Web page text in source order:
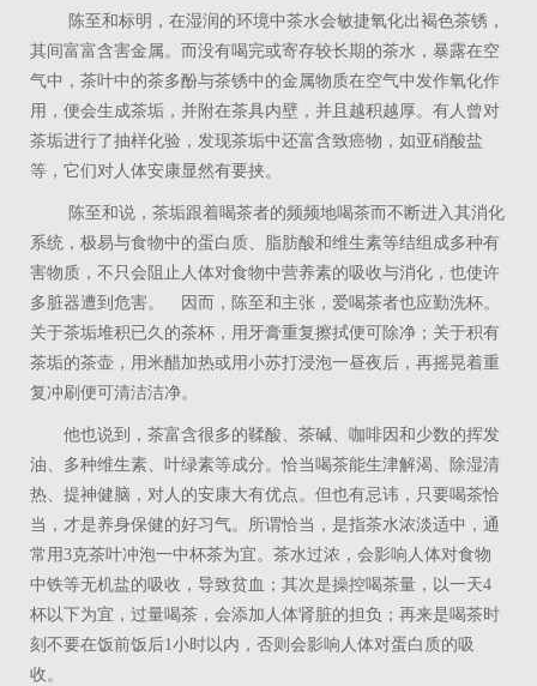
陈至和标明，在湿润的环境中茶水会敏捷氧化出褐色茶锈，
其间富富含害金属。而没有喝完或寄存较长期的茶水，暴露在空
气中，茶叶中的茶多酚与茶锈中的金属物质在空气中发作氧化作
用，便会生成茶垢，并附在茶具内壁，并且越积越厚。有人曾对
茶垢进行了抽样化验，发现茶垢中还富含致癌物，如亚硝酸盐
等，它们对人体安康显然有要挟。
陈至和说，茶垢跟着喝茶者的频频地喝茶而不断进入其消化
系统，极易与食物中的蛋白质、脂肪酸和维生素等结组成多种有
害物质，不只会阻止人体对食物中营养素的吸收与消化，也使许
多脏器遭到危害。 因而，陈至和主张，爱喝茶者也应勤洗杯。
关于茶垢堆积已久的茶杯，用牙膏重复擦拭便可除净；关于积有
茶垢的茶壶，用米醋加热或用小苏打浸泡一昼夜后，再摇晃着重
复冲刷便可清洁洁净。
他也说到，茶富含很多的鞣酸、茶碱、咖啡因和少数的挥发
油、多种维生素、叶绿素等成分。恰当喝茶能生津解渴、除湿清
热、提神健脑，对人的安康大有优点。但也有忌讳，只要喝茶恰
当，才是养身保健的好习气。所谓恰当，是指茶水浓淡适中，通
常用3克茶叶冲泡一中杯茶为宜。茶水过浓，会影响人体对食物
中铁等无机盐的吸收，导致贫血；其次是操控喝茶量，以一天4
杯以下为宜，过量喝茶，会添加人体肾脏的担负；再来是喝茶时
刻不要在饭前饭后1小时以内，否则会影响人体对蛋白质的吸
收。